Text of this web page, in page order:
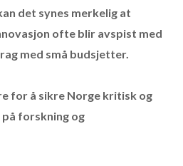
det synes merkelig at
ofte blir avspist med
med små budsjetter.
for å sikre Norge kritisk og
forskning og